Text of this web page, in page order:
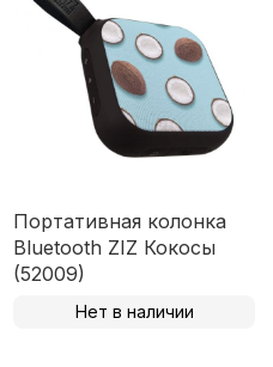
Портативная колонка
Bluetooth ZIZ Кокосы
(52009)
Нет в наличии